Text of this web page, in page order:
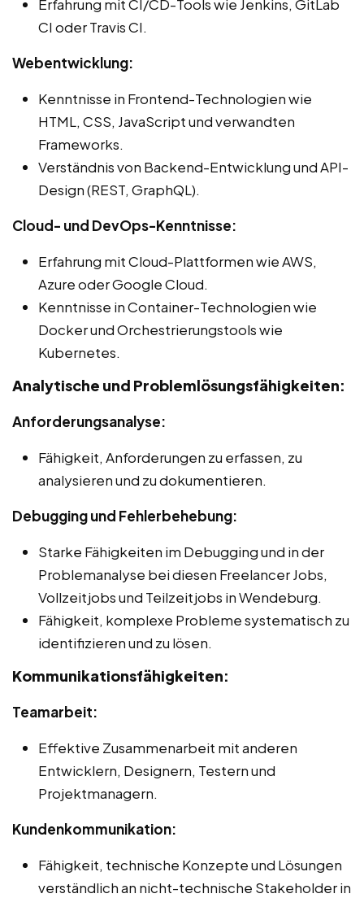
Erfahrung mit CI/CD-Tools wie Jenkins, GitLab
CI oder Travis CI.
Webentwicklung:
Kenntnisse in Frontend-Technologien wie
HTML, CSS, JavaScript und verwandten
Frameworks.
Verständnis von Backend-Entwicklung und API-
Design (REST, GraphQL).
Cloud- und DevOps-Kenntnisse:
Erfahrung mit Cloud-Plattformen wie AWS,
Azure oder Google Cloud.
Kenntnisse in Container-Technologien wie
Docker und Orchestrierungstools wie
Kubernetes.
Analytische und Problemlösungsfähigkeiten:
Anforderungsanalyse:
Fähigkeit, Anforderungen zu erfassen, zu
analysieren und zu dokumentieren.
Debugging und Fehlerbehebung:
Starke Fähigkeiten im Debugging und in der
Problemanalyse bei diesen Freelancer Jobs,
Vollzeitjobs und Teilzeitjobs in Wendeburg.
Fähigkeit, komplexe Probleme systematisch zu
identifizieren und zu lösen.
Kommunikationsfähigkeiten:
Teamarbeit:
Effektive Zusammenarbeit mit anderen
Entwicklern, Designern, Testern und
Projektmanagern.
Kundenkommunikation:
Fähigkeit, technische Konzepte und Lösungen
verständlich an nicht-technische Stakeholder in